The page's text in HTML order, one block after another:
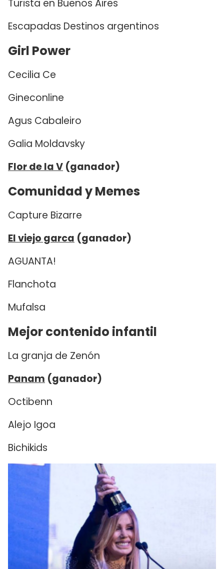
Turista en Buenos Aires
Escapadas Destinos argentinos
Girl Power
Cecilia Ce
Gineconline
Agus Cabaleiro
Galia Moldavsky
Flor de la V (ganador)
Comunidad y Memes
Capture Bizarre
El viejo garca (ganador)
AGUANTA!
Flanchota
Mufalsa
Mejor contenido infantil
La granja de Zenón
Panam (ganador)
Octibenn
Alejo Igoa
Bichikids